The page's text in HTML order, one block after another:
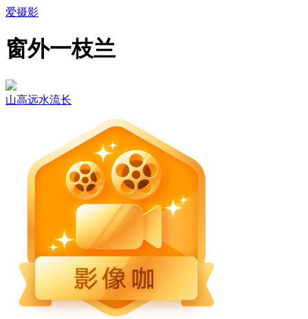
爱摄影
窗外一枝兰
山高远水流长